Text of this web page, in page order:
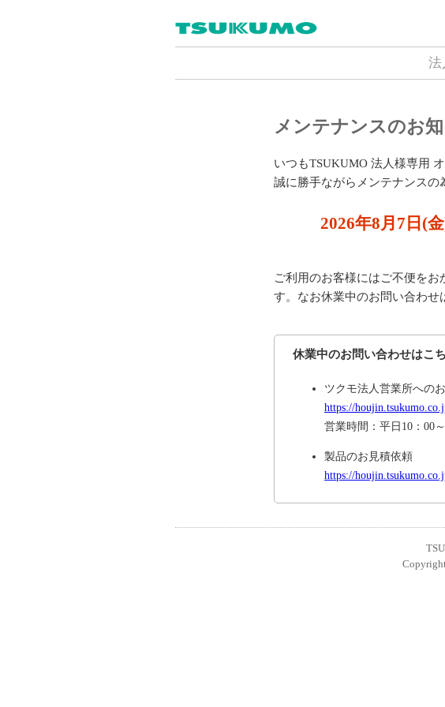
法
メンテナンスのお
いつもTSUKUMO 法人様専用
誠に勝手ながらメンテナンスの
2026年8月7日(
ご利用のお客様にはご不便を
す。なお休業中のお問い合わせ
休業中のお問い合わせはこ
ツクモ法人営業所への
https://
営業時間：平日10：00
製品のお見積依頼
https://